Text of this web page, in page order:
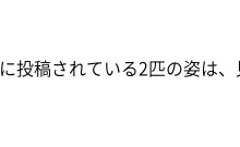
に投稿されている2匹の姿は